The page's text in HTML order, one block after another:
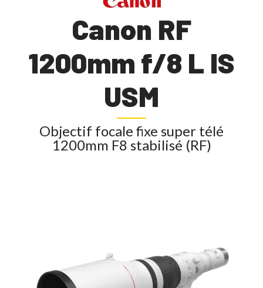
Canon RF
1200mm f/8 L IS
USM
Objectif focale fixe super télé
1200mm F8 stabilisé (RF)